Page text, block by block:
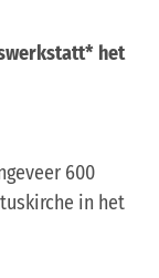
het
600
in het